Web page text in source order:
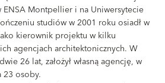
ENSA Montpellier i na Uniwersytecie
studiów w 2001 roku osiadł w
kierownik projektu w kilku
agencjach architektonicznych. W
26 lat, założył własną agencję, w
osoby.